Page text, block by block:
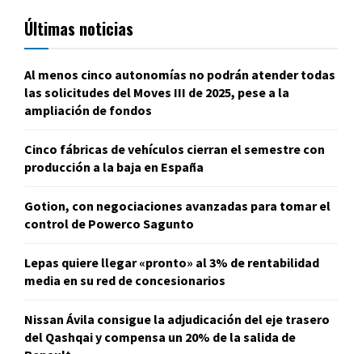
Últimas noticias
Al menos cinco autonomías no podrán atender todas
las solicitudes del Moves III de 2025, pese a la
ampliación de fondos
Cinco fábricas de vehículos cierran el semestre con
producción a la baja en España
Gotion, con negociaciones avanzadas para tomar el
control de Powerco Sagunto
Lepas quiere llegar «pronto» al 3% de rentabilidad
media en su red de concesionarios
Nissan Ávila consigue la adjudicación del eje trasero
del Qashqai y compensa un 20% de la salida de